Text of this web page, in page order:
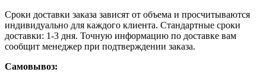
Сроки доставки заказа зависят от объема и просчитываются
индивидуально для каждого клиента. Стандартные сроки
доставки: 1-3 дня. Точную информацию по доставке вам
сообщит менеджер при подтверждении заказа.
Самовывоз: